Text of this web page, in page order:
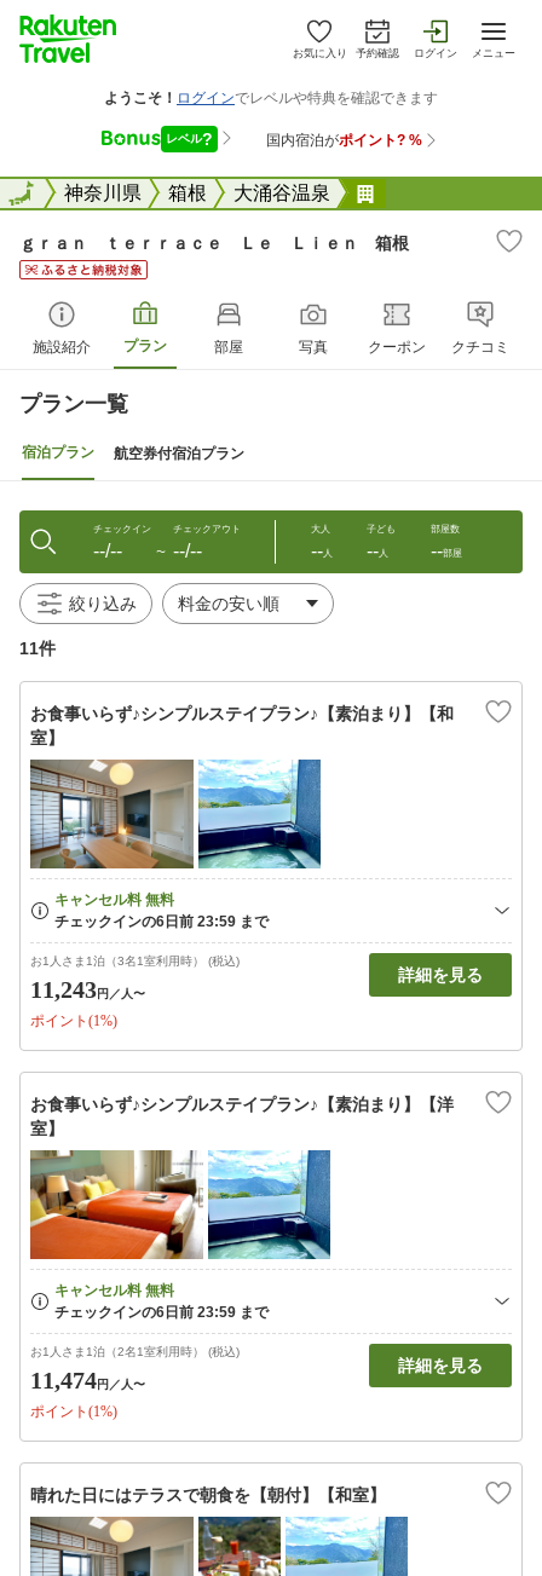
お気に入り 予約確認 ログイン メニュー
全国神奈川県 箱根 大涌谷温泉
全国
ｇｒａｎ ｔｅｒｒａｃｅ Ｌｅ Ｌｉｅｎ 箱根
施設紹介 プラン 部屋 写真 クーポン クチコミ
プラン一覧
宿泊プラン 航空券付宿泊プラン
チェックイン
--/-- 〜
チェックアウト
--/--
大人
--人
子ども
--人
部屋数
--部屋
絞り込み
11件
お食事いらず♪シンプルステイプラン♪【素泊まり】【和
室】
お1人さま1泊（3名1室利用時） (税込)
11,243円 ／人〜
ポイント(1%)
詳細を見る
お食事いらず♪シンプルステイプラン♪【素泊まり】【洋
室】
お1人さま1泊（2名1室利用時） (税込)
11,474円 ／人〜
ポイント(1%)
詳細を見る
晴れた日にはテラスで朝食を【朝付】【和室】